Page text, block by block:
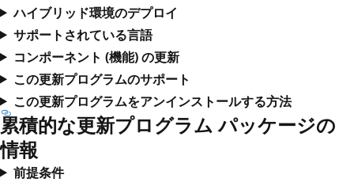
ハイブリッド環境のデプロイ
サポートされている言語
コンポーネント (機能) の更新
この更新プログラムのサポート
この更新プログラムをアンインストールする方法
累積的な更新プログラム パッケージの
情報
前提条件